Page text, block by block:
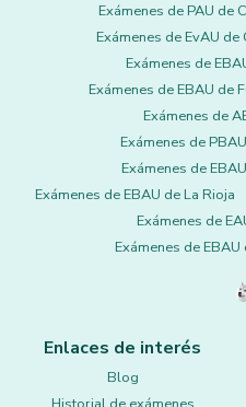
Exámenes de PAU de
Exámenes de EvAU
Exámenes de
Exámenes de EBAU de
Exámenes de
Exámenes de
Exámenes de
Exámenes de EBAU de La Rioja
Exámenes de
Exámenes de
Enlaces de interés
Blog